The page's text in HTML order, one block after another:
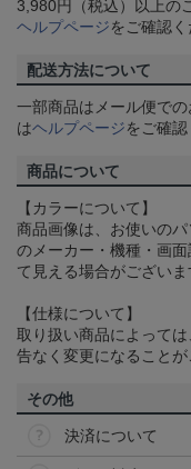
3,980円（税込）以上の
ヘルプページをご確認く
配送方法について
一部商品はメール便で
はヘルプページをご確認
商品について
【カラーについて】
商品画像は、お使いの
のメーカー・機種・画
て見える場合がござい
【仕様について】
取り扱い商品によって
告なく変更になることが
その他
決済について